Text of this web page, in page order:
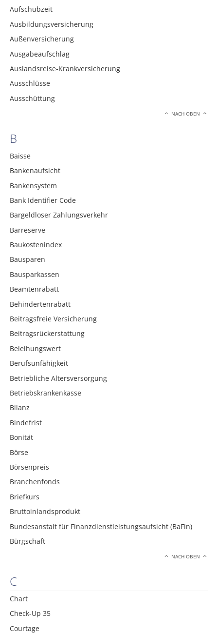
Aufschubzeit
Ausbildungsversicherung
Außenversicherung
Ausgabeaufschlag
Auslandsreise-Krankversicherung
Ausschlüsse
Ausschüttung
NACH OBEN
B
Baisse
Bankenaufsicht
Bankensystem
Bank Identifier Code
Bargeldloser Zahlungsverkehr
Barreserve
Baukostenindex
Bausparen
Bausparkassen
Beamtenrabatt
Behindertenrabatt
Beitragsfreie Versicherung
Beitragsrückerstattung
Beleihungswert
Berufsunfähigkeit
Betriebliche Altersversorgung
Betriebskrankenkasse
Bilanz
Bindefrist
Bonität
Börse
Börsenpreis
Branchenfonds
Briefkurs
Bruttoinlandsprodukt
Bundesanstalt für Finanzdienstleistungsaufsicht (BaFin)
Bürgschaft
NACH OBEN
C
Chart
Check-Up 35
Courtage